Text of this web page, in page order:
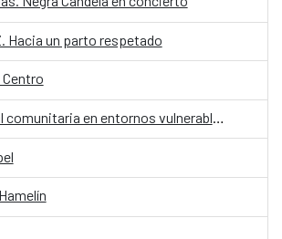
Hacia un parto respetado
Centro
Gestión cultural comunitaria en entornos vulnerables